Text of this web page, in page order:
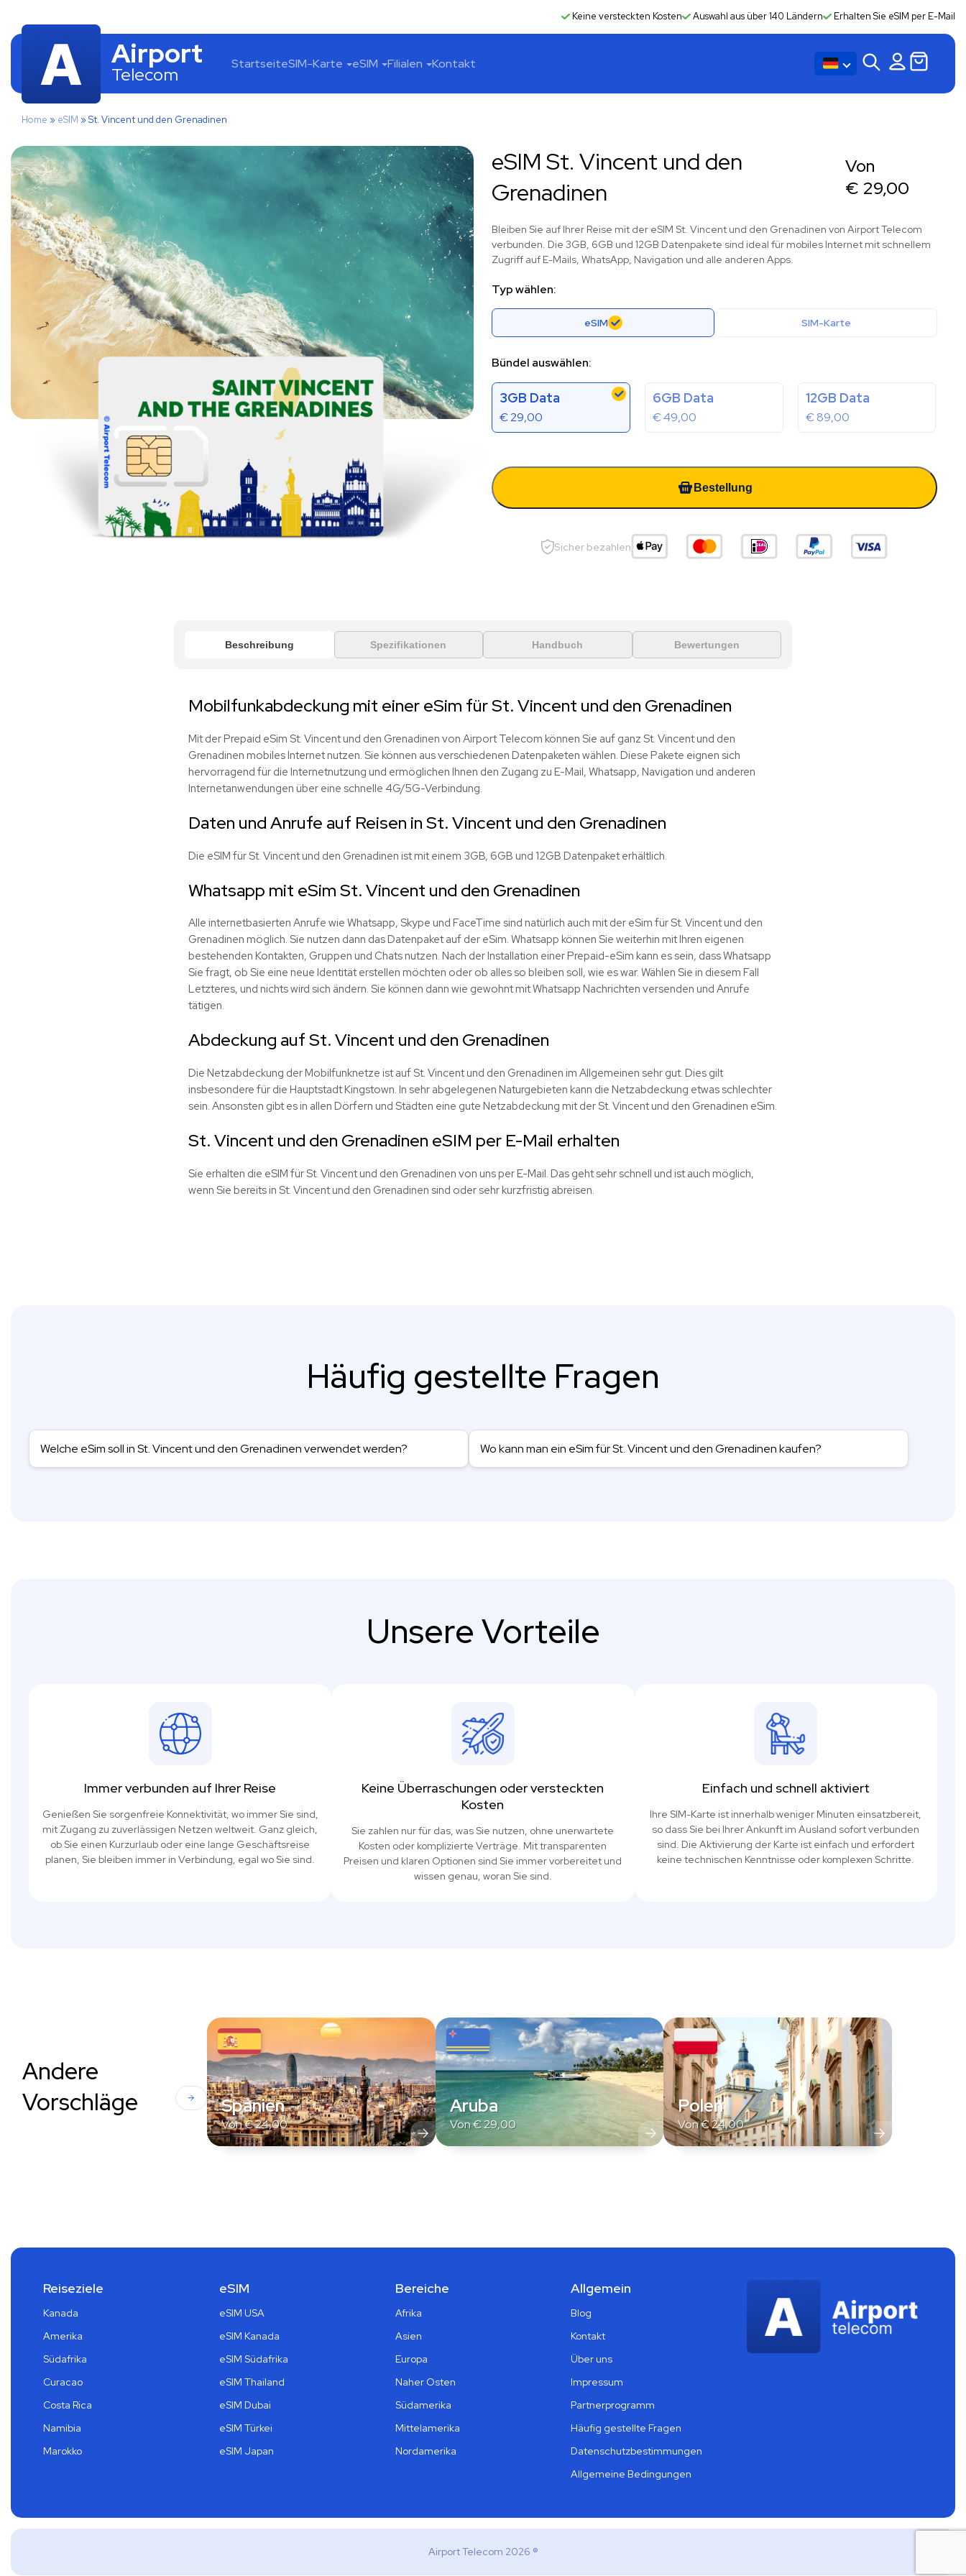
Keine versteckten Kosten Auswahl aus über 140 Ländern Erhalten Sie eSIM per E-Mail
Airport
Telecom StartseiteSIM-Karte eSIM Filialen Kontakt
Home » eSIM »St. Vincent und den Grenadinen
eSIM St. Vincent und den
Grenadinen
Von
€ 29,00
Bleiben Sie auf Ihrer Reise mit der eSIM St. Vincent und den Grenadinen von Airport Telecom
verbunden. Die 3GB, 6GB und 12GB Datenpakete sind ideal für mobiles Internet mit schnellem
Zugriff auf E-Mails, WhatsApp, Navigation und alle anderen Apps.
Typ wählen:
eSIM SIM-Karte
Bündel auswählen:
3GB Data
€29,00
6GB Data
€49,00
12GB Data
€89,00
Bestellung
Sicher bezahlen
Beschreibung Spezifikationen Handbuch Bewertungen
Mobilfunkabdeckung mit einer eSim für St. Vincent und den Grenadinen
Mit der Prepaid eSim St. Vincent und den Grenadinen von Airport Telecom können Sie auf ganz St. Vincent und den
Grenadinen mobiles Internet nutzen. Sie können aus verschiedenen Datenpaketen wählen. Diese Pakete eignen sich
hervorragend für die Internetnutzung und ermöglichen Ihnen den Zugang zu E-Mail, Whatsapp, Navigation und anderen
Internetanwendungen über eine schnelle 4G/5G-Verbindung.
Daten und Anrufe auf Reisen in St. Vincent und den Grenadinen
Die eSIM für St. Vincent und den Grenadinen ist mit einem 3GB, 6GB und 12GB Datenpaket erhältlich.
Whatsapp mit eSim St. Vincent und den Grenadinen
Alle internetbasierten Anrufe wie Whatsapp, Skype und FaceTime sind natürlich auch mit der eSim für St. Vincent und den
Grenadinen möglich. Sie nutzen dann das Datenpaket auf der eSim. Whatsapp können Sie weiterhin mit Ihren eigenen
bestehenden Kontakten, Gruppen und Chats nutzen. Nach der Installation einer Prepaid-eSim kann es sein, dass Whatsapp
Sie fragt, ob Sie eine neue Identität erstellen möchten oder ob alles so bleiben soll, wie es war. Wählen Sie in diesem Fall
Letzteres, und nichts wird sich ändern. Sie können dann wie gewohnt mit Whatsapp Nachrichten versenden und Anrufe
tätigen.
Abdeckung auf St. Vincent und den Grenadinen
Die Netzabdeckung der Mobilfunknetze ist auf St. Vincent und den Grenadinen im Allgemeinen sehr gut. Dies gilt
insbesondere für die Hauptstadt Kingstown. In sehr abgelegenen Naturgebieten kann die Netzabdeckung etwas schlechter
sein. Ansonsten gibt es in allen Dörfern und Städten eine gute Netzabdeckung mit der St. Vincent und den Grenadinen eSim.
St. Vincent und den Grenadinen eSIM per E-Mail erhalten
Sie erhalten die eSIM für St. Vincent und den Grenadinen von uns per E-Mail. Das geht sehr schnell und ist auch möglich,
wenn Sie bereits in St. Vincent und den Grenadinen sind oder sehr kurzfristig abreisen.
Häufig gestellte Fragen
Welche eSim soll in St. Vincent und den Grenadinen verwendet werden? Wo kann man ein eSim für St. Vincent und den Grenadinen kaufen?
Unsere Vorteile
Immer verbunden auf Ihrer Reise
Genießen Sie sorgenfreie Konnektivität, wo immer Sie sind,
mit Zugang zu zuverlässigen Netzen weltweit. Ganz gleich,
ob Sie einen Kurzurlaub oder eine lange Geschäftsreise
planen, Sie bleiben immer in Verbindung, egal wo Sie sind.
Keine Überraschungen oder versteckten
Kosten
Sie zahlen nur für das, was Sie nutzen, ohne unerwartete
Kosten oder komplizierte Verträge. Mit transparenten
Preisen und klaren Optionen sind Sie immer vorbereitet und
wissen genau, woran Sie sind.
Einfach und schnell aktiviert
Ihre SIM-Karte ist innerhalb weniger Minuten einsatzbereit,
so dass Sie bei Ihrer Ankunft im Ausland sofort verbunden
sind. Die Aktivierung der Karte ist einfach und erfordert
keine technischen Kenntnisse oder komplexen Schritte.
Andere
Vorschläge
Spanien
Von€24,00
Aruba
Von€29,00
Polen
Von€24,00
Reiseziele
Kanada
Amerika
Südafrika
Curacao
Costa Rica
Namibia
Marokko
eSIM
eSIM USA
eSIM Kanada
eSIM Südafrika
eSIM Thailand
eSIM Dubai
eSIM Türkei
eSIM Japan
Bereiche
Afrika
Asien
Europa
Naher Osten
Südamerika
Mittelamerika
Nordamerika
Allgemein
Blog
Kontakt
Über uns
Impressum
Partnerprogramm
Häufig gestellte Fragen
Datenschutzbestimmungen
Allgemeine Bedingungen
Airport Telecom 2026 ®